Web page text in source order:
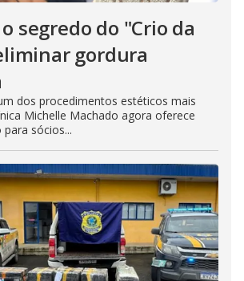
segredo do "Crio da
gordura
dos procedimentos estéticos mais
Michelle Machado agora oferece
sócios...